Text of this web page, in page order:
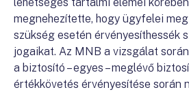
megnehezítette, hogy ügyfelei
szükség esetén érvényesíthessék
jogaikat. Az MNB a vizsgálat
a biztosító – egyes – meglévő
értékkövetés érvényesítése során